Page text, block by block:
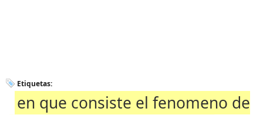
Etiquetas:
en que consiste el fenomeno de